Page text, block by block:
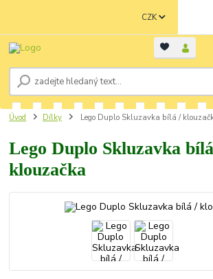
CZK
Úvod Dílky Lego Duplo Skluzavka bílá /
Lego Duplo Skluzavka
klouzačka